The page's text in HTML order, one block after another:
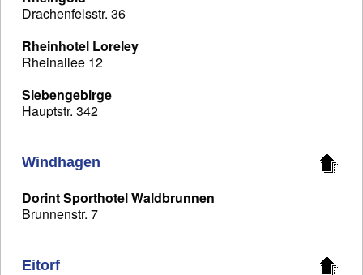
Drachenfelsstr. 36
Rheinhotel Loreley
Rheinallee 12
Siebengebirge
Hauptstr. 342
Windhagen
Dorint Sporthotel Waldbrunnen
Brunnenstr. 7
Eitorf